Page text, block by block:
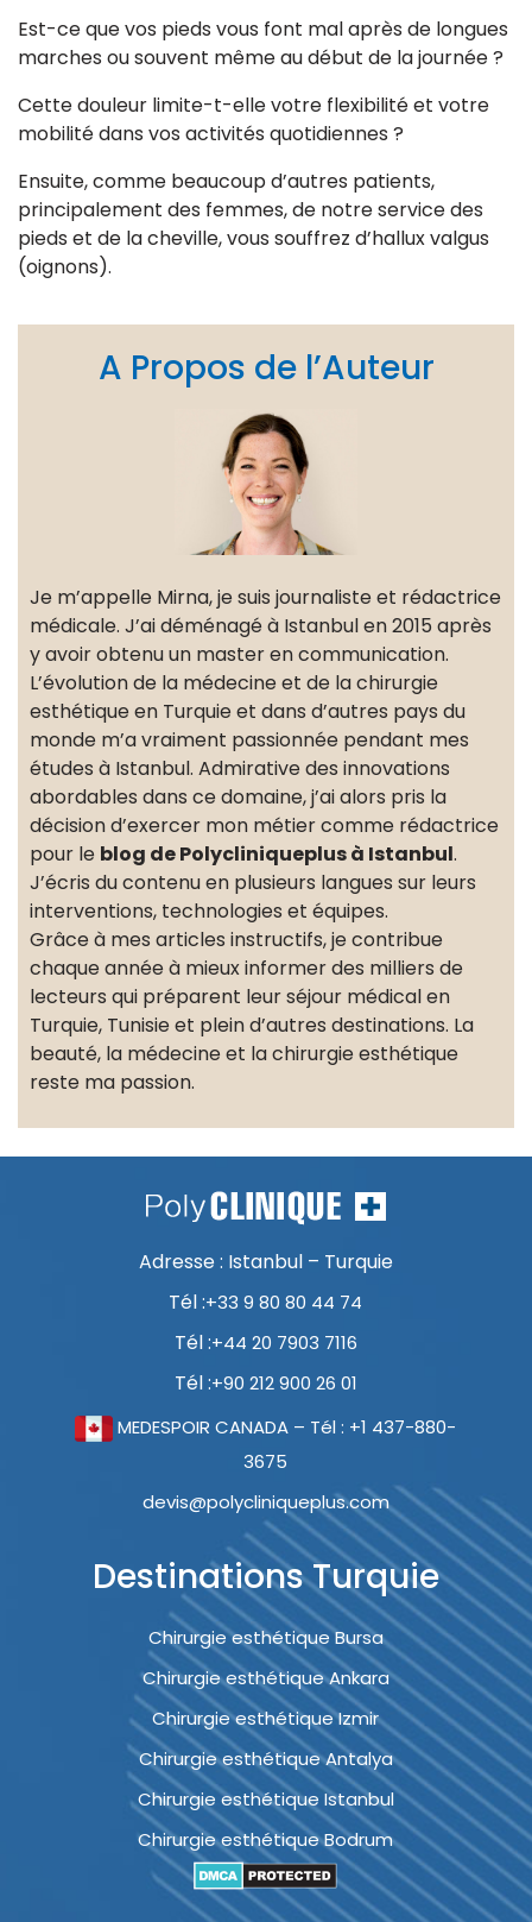
Est-ce que vos pieds vous font mal après de longues
marches ou souvent même au début de la journée ?
Cette douleur limite-t-elle votre flexibilité et votre
mobilité dans vos activités quotidiennes ?
Ensuite, comme beaucoup d’autres patients,
principalement des femmes, de notre service des
pieds et de la cheville, vous souffrez d’hallux valgus
(oignons).
A Propos de l’Auteur
Je m’appelle Mirna, je suis journaliste et rédactrice
médicale. J’ai déménagé à Istanbul en 2015 après
y avoir obtenu un master en communication.
L’évolution de la médecine et de la chirurgie
esthétique en Turquie et dans d’autres pays du
monde m’a vraiment passionnée pendant mes
études à Istanbul. Admirative des innovations
abordables dans ce domaine, j’ai alors pris la
décision d’exercer mon métier comme rédactrice
pour le blog de Polycliniqueplus à Istanbul.
J’écris du contenu en plusieurs langues sur leurs
interventions, technologies et équipes.
Grâce à mes articles instructifs, je contribue
chaque année à mieux informer des milliers de
lecteurs qui préparent leur séjour médical en
Turquie, Tunisie et plein d’autres destinations. La
beauté, la médecine et la chirurgie esthétique
reste ma passion.
Adresse : Istanbul – Turquie
Tél :+33 9 80 80 44 74
Tél :+44 20 7903 7116
Tél :+90 212 900 26 01
MEDESPOIR CANADA – Tél : +1 437-880-
3675
devis@polycliniqueplus.com
Destinations Turquie
Chirurgie esthétique Bursa
Chirurgie esthétique Ankara
Chirurgie esthétique Izmir
Chirurgie esthétique Antalya
Chirurgie esthétique Istanbul
Chirurgie esthétique Bodrum